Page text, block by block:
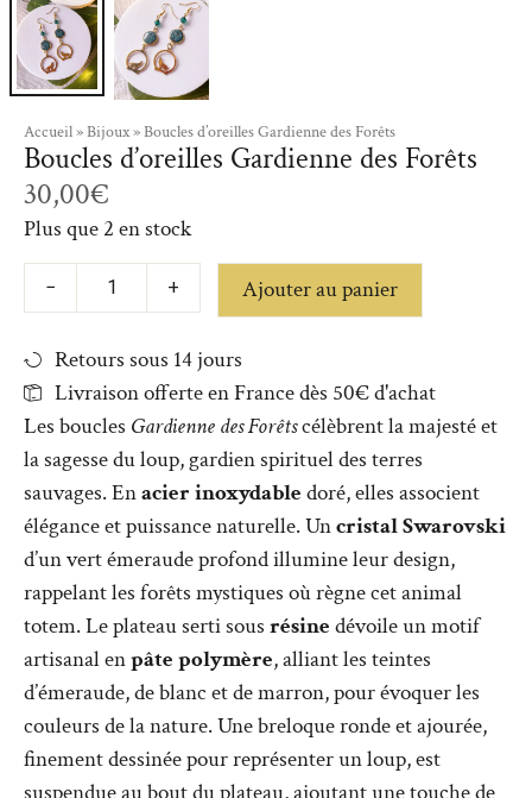
Accueil»Bijoux»Boucles d’oreilles Gardienne des Forêts
Boucles d’oreilles Gardienne des Forêts
30,00€
Plus que 2 en stock
− + Ajouter au panier
Retours sous 14 jours
Livraison offerte en France dès 50€ d'achat
Les boucles Gardienne des Forêtscélèbrent la majesté et
la sagesse du loup, gardien spirituel des terres
sauvages. Enacier inoxydable doré, elles associent
élégance et puissance naturelle. Uncristal Swarovski
d’un vert émeraude profond illumine leur design,
rappelant les forêts mystiques où règne cet animal
totem. Le plateau serti sous résine dévoile un motif
artisanal enpâte polymère, alliant les teintes
d’émeraude, de blanc et de marron, pour évoquer les
couleurs de la nature. Une breloque ronde et ajourée,
finement dessinée pour représenter un loup, est